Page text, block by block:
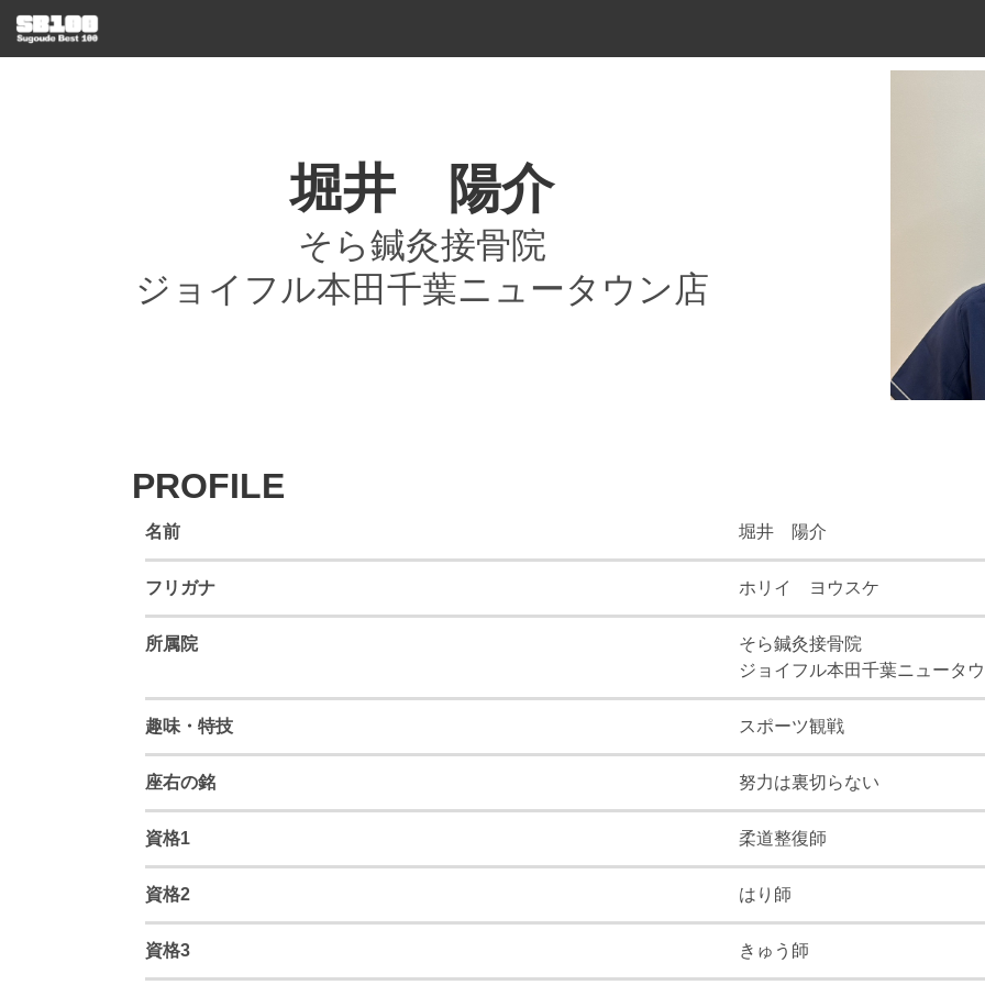
堀井 陽介
そら鍼灸接骨院
ジョイフル本田千葉ニュータウン店
PROFILE
名前 堀井 陽介
フリガナ ホリイ ヨウスケ
所属院
そら鍼灸接骨院
ジョイフル本田千葉ニュータ
趣味・特技 スポーツ観戦
座右の銘 努力は裏切らない
資格1 柔道整復師
資格2 はり師
資格3 きゅう師